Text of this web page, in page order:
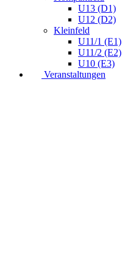
U13 (D1)
U12 (D2)
Kleinfeld
U11/1 (E1)
U11/2 (E2)
U10 (E3)
Veranstaltungen